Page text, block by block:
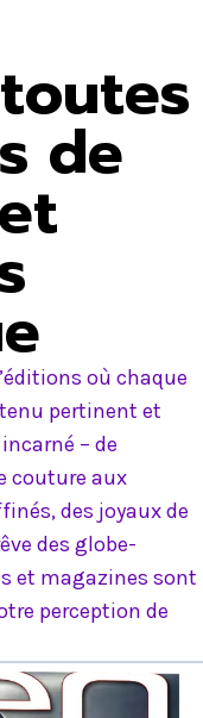
de
où chaque
pertinent et
– de
couture aux
des joyaux de
des globe-
et magazines sont
perception de